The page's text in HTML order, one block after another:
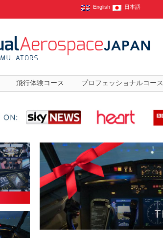
English 日本語
飛行体験コース プロフェッショナルコース